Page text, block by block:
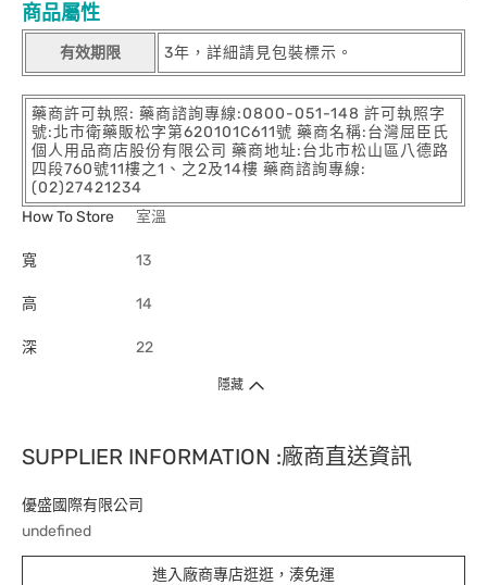
商品屬性
有效期限 3年，詳細請見包裝標示。
藥商許可執照: 藥商諮詢專線:0800-051-148 許可執照字
號:北市衛藥販松字第620101C611號 藥商名稱:台灣屈臣氏
個人用品商店股份有限公司 藥商地址:台北市松山區八德路
四段760號11樓之1、之2及14樓 藥商諮詢專線:
(02)27421234
How To Store
室溫
寬 13
高 14
深 22
隱藏
SUPPLIER INFORMATION :廠商直送資訊
優盛國際有限公司
undefined
進入廠商專店逛逛，湊免運